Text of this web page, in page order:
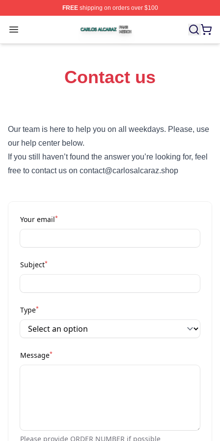
FREEshipping on orders over $100
Open menu
Carlos Alcaraz Shop ⚡️ Officially Licensed Carlos
Contact us
Our team is here to help you on all weekdays. Please, use
our help center below.
If you still haven’t found the answer you’re looking for, feel
free to contact us on contact@carlosalcaraz.shop